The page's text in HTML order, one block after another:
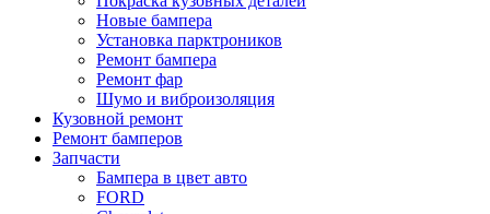
Новые бампера
Установка парктроников
Ремонт бампера
Ремонт фар
Шумо и виброизоляция
Кузовной ремонт
Ремонт бамперов
Запчасти
Бампера в цвет авто
FORD